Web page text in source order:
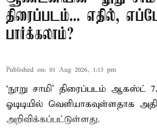
திரைப்படம்... எதில்,
பார்க்கலாம்?
Published on: 01 Aug 2026, 1:13 pm
‘நூறு சாமி’ திரைப்படம் ஆகஸ்ட்
ஓடிடியில் வெளியாகவுள்ளதாக
அறிவிக்கப்பட்டுள்ளது.